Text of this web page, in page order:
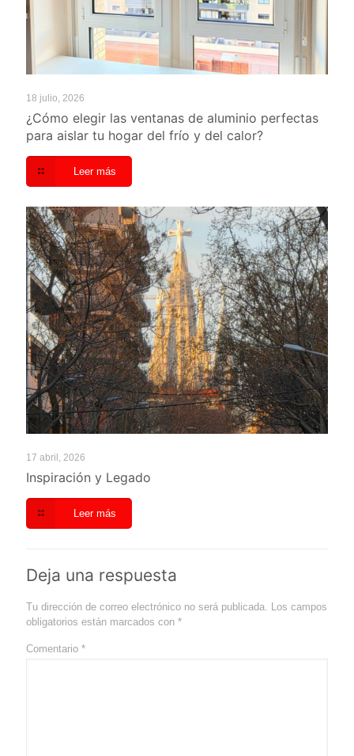
18 julio, 2026
¿Cómo elegir las ventanas de aluminio perfectas
para aislar tu hogar del frío y del calor?
Leer más
17 abril, 2026
Inspiración y Legado
Leer más
Deja una respuesta
Tu dirección de correo electrónico no será publicada. Los campos
obligatorios están marcados con *
Comentario *